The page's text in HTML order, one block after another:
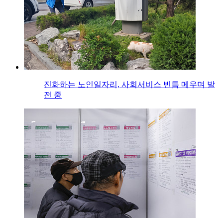
진화하는 노인일자리, 사회서비스 빈틈 메우며 발
전 중